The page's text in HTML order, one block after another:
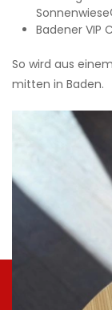
Badener VIP
So wird aus
mitten in Baden.